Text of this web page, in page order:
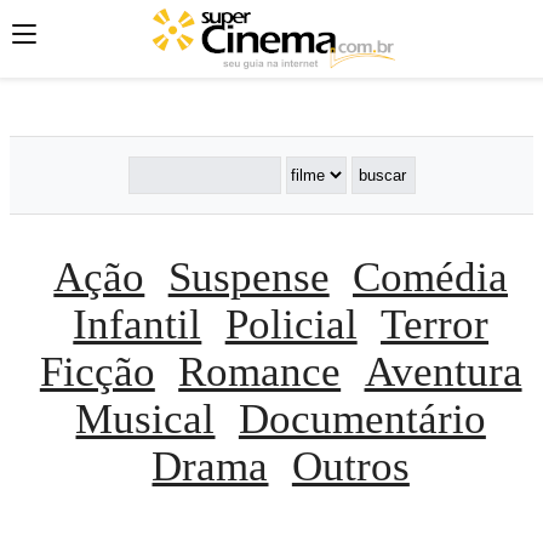
';';
Ação Suspense Comédia
Infantil
Policial Terror
Ficção Romance Aventura
Musical
Documentário
Drama
Outros